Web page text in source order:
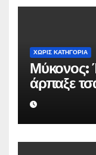
ΧΩΡΊΣ ΚΑΤΗΓΟΡΊΑ
Μύκονος:
άρπαξε
Rolex
Ουκρανό